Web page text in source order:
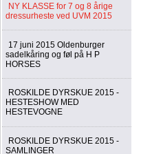
NY KLASSE for 7 og 8 årige
dressurheste ved UVM 2015
17 juni 2015 Oldenburger
sadelkåring og føl på H P
HORSES
ROSKILDE DYRSKUE 2015 -
HESTESHOW MED
HESTEVOGNE
ROSKILDE DYRSKUE 2015 -
SAMLINGER